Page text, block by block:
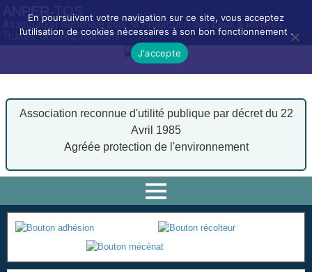
ANPER-TOS
Association Nationale pour la Protection des Eaux & Rivières
Truites, Ombres,Saumons
Association reconnue d'utilité publique par décret du 22
Avril 1985
Agréée protection de l'environnement
En poursuivant votre navigation sur ce site, vous acceptez
l’utilisation de cookies nécessaires à son bon fonctionnement .
J'accepte